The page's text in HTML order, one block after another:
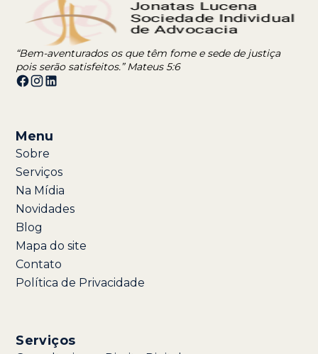
“Bem-aventurados os que têm fome e sede de justiça
pois serão satisfeitos.” Mateus 5:6
Menu
Sobre
Serviços
Na Mídia
Novidades
Blog
Mapa do site
Contato
Política de Privacidade
Serviços